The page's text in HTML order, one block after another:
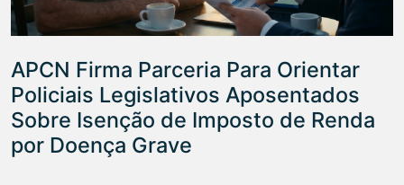
APCN Firma Parceria Para Orientar
Policiais Legislativos Aposentados
Sobre Isenção de Imposto de Renda
por Doença Grave